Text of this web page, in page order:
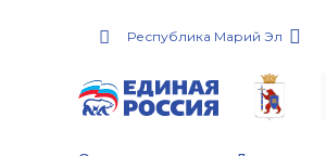
Республика Марий Эл